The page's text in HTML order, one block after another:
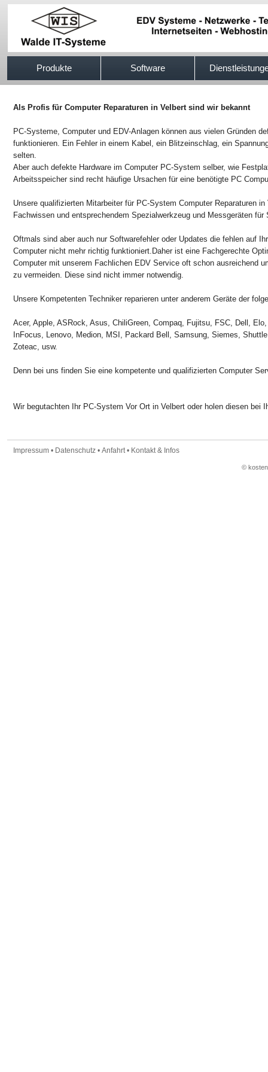
Produkte Software
Als Profis für Computer Reparaturen in Velbert sind wir bekannt
PC-Systeme, Computer und EDV-Anlagen können aus vielen Gründen
funktionieren. Ein Fehler in einem Kabel, ein Blitzeinschlag, ein
selten.
Aber auch defekte Hardware im Computer PC-System selber, wie
Arbeitsspeicher sind recht häufige Ursachen für eine benötigte PC
Unsere qualifizierten Mitarbeiter für PC-System Computer Reparaturen
Fachwissen und entsprechendem Spezialwerkzeug und Messgeräten für
Oftmals sind aber auch nur Softwarefehler oder Updates die fehlen auf
Computer nicht mehr richtig funktioniert.Daher ist eine Fachgerechte
Computer mit unserem Fachlichen EDV Service oft schon ausreichend
zu vermeiden. Diese sind nicht immer notwendig.
Unsere Kompetenten Techniker reparieren unter anderem Geräte der
Acer, Apple, ASRock, Asus, ChiliGreen, Compaq, Fujitsu, FSC, Dell,
InFocus, Lenovo, Medion, MSI, Packard Bell, Samsung, Siemes,
Zoteac, usw.
Denn bei uns finden Sie eine kompetente und qualifizierten Computer
Wir begutachten Ihr PC-System Vor Ort in Velbert oder holen diesen bei
Impressum • Datenschutz • Anfahrt• Kontakt & Infos
©